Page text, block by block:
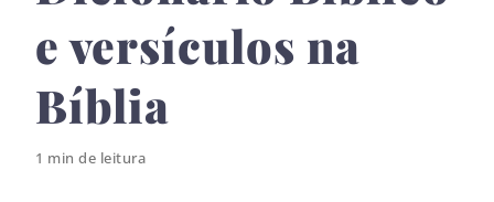
e versículos na
Bíblia
1 min de leitura